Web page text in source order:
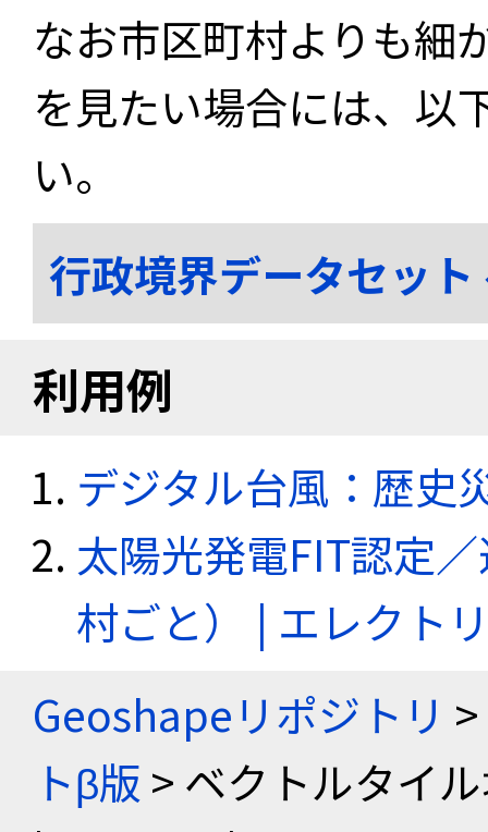
なお市区町村よりも細
を見たい場合には、以
い。
行政境界データセッ
利用例
デジタル台風：歴史
太陽光発電FIT認定
村ごと） | エレクト
Geoshapeリポジトリ >
トβ版 > ベクトルタイ